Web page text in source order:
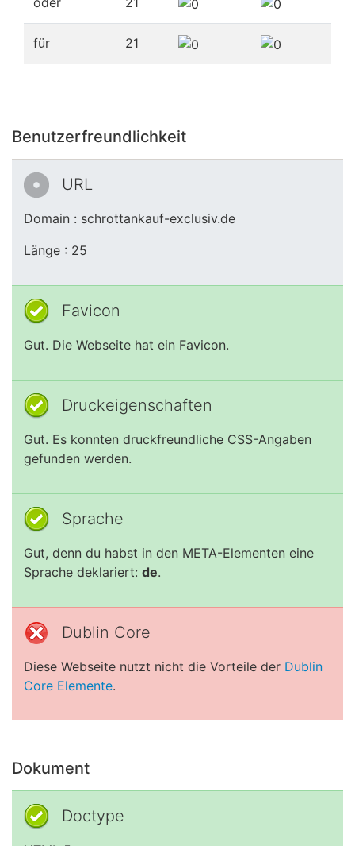
für 21
Benutzerfreundlichkeit
URL
Domain : schrottankauf-exclusiv.de
Länge : 25
Favicon
Gut. Die Webseite hat ein Favicon.
Druckeigenschaften
Gut. Es konnten druckfreundliche CSS-Angaben
gefunden werden.
Sprache
Gut, denn du habst in den META-Elementen eine
Sprache deklariert: de.
Dublin Core
Diese Webseite nutzt nicht die Vorteile der Dublin
Core Elemente.
Dokument
Doctype